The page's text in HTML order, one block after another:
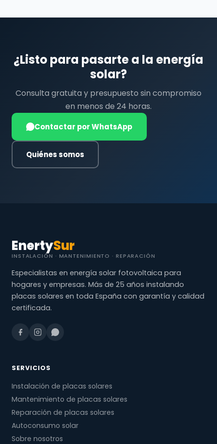
¿Listo para pasarte a la energía
solar?
Consulta gratuita y presupuesto sin compromiso
en menos de 24 horas.
Contactar por WhatsApp
Quiénes somos
EnertySur
INSTALACIÓN · MANTENIMIENTO · REPARACIÓN
Especialistas en energía solar fotovoltaica para
hogares y empresas. Más de 25 años instalando
placas solares en toda España con garantía y calidad
certificada.
SERVICIOS
Instalación de placas solares
Mantenimiento de placas solares
Reparación de placas solares
Autoconsumo solar
Sobre nosotros